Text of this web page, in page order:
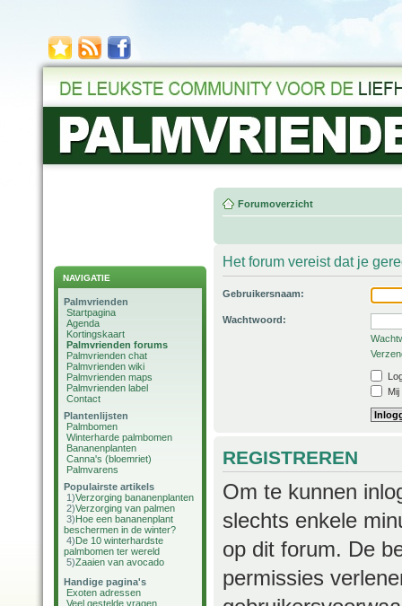
NAVIGATIE
Palmvrienden
Startpagina
Agenda
Kortingskaart
Palmvrienden forums
Palmvrienden chat
Palmvrienden wiki
Palmvrienden maps
Palmvrienden label
Contact
Plantenlijsten
Palmbomen
Winterharde palmbomen
Bananenplanten
Canna's (bloemriet)
Palmvarens
Populairste artikels
1)Verzorging bananenplanten
2)Verzorging van palmen
3)Hoe een bananenplant
beschermen in de winter?
4)De 10 winterhardste
palmbomen ter wereld
5)Zaaien van avocado
Handige pagina's
Exoten adressen
Veel gestelde vragen
Forumoverzicht
Het forum vereist dat je
Gebruikersnaam:
Wachtwoord:
REGISTREREN
Om te kunnen
slechts enkele
op dit forum. De
permissies